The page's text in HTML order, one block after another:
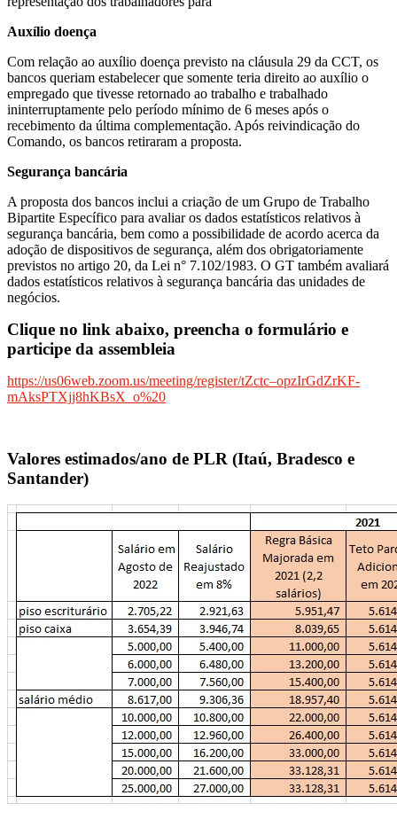
Auxílio doença
Com relação ao auxílio doença previsto na cláusula 29 da CCT, os
bancos queriam estabelecer que somente teria direito ao auxílio o
empregado que tivesse retornado ao trabalho e trabalhado
ininterruptamente pelo período mínimo de 6 meses após o
recebimento da última complementação. Após reivindicação do
Comando, os bancos retiraram a proposta.
Segurança bancária
A proposta dos bancos inclui a criação de um Grupo de Trabalho
Bipartite Específico para avaliar os dados estatísticos relativos à
segurança bancária, bem como a possibilidade de acordo acerca da
adoção de dispositivos de segurança, além dos obrigatoriamente
previstos no artigo 20, da Lei n° 7.102/1983. O GT também avaliará
dados estatísticos relativos à segurança bancária das unidades de
negócios.
Clique no link abaixo, preencha o formulário e
participe da assembleia
https://us06web.zoom.us/meeting/register/tZctc–opzIrGdZrKF-
mAksPTXjj8hKBsX_o%20
Valores estimados/ano de PLR (Itaú, Bradesco e
Santander)